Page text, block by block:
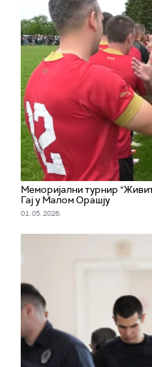
Меморијални турнир
Гај у Малом Орашју
01. 05. 2026.